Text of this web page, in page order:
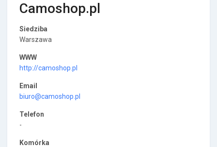
Camoshop.pl
Siedziba
Warszawa
WWW
http://camoshop.pl
Email
biuro@camoshop.pl
Telefon
-
Komórka